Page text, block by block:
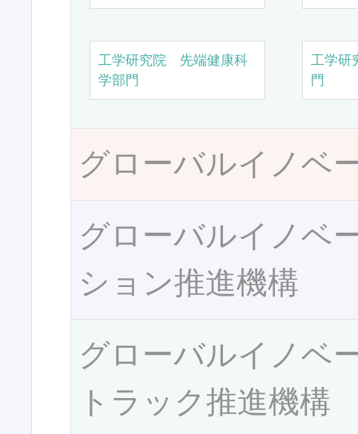
工学研究院 先端健康科
学部門
工学研
門
グローバルイノベ
グローバルイノベ
ション推進機構
グローバルイノベ
トラック推進機構